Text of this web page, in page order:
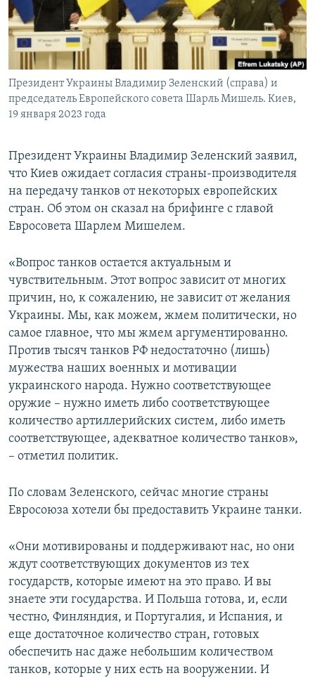
ПОБЕДИТЕЛЕЙ НЕ СУДЯТ?
КРЫМ.НЕПОКОРЕННЫЙ
ELIFBE
УКРАИНСКАЯ ПРОБЛЕМА КРЫМА
ПРИСОЕДИНЯЙТЕСЬ!
Все сайты RFE/RL
Президент Украины Владимир Зеленский (справа) и
председатель Европейского совета Шарль Мишель. Киев,
19 января 2023 года
Президент Украины Владимир Зеленский заявил,
что Киев ожидает согласия страны-производителя
на передачу танков от некоторых европейских
стран. Об этом он сказал на брифинге с главой
Евросовета Шарлем Мишелем.
«Вопрос танков остается актуальным и
чувствительным. Этот вопрос зависит от многих
причин, но, к сожалению, не зависит от желания
Украины. Мы, как можем, жмем политически, но
самое главное, что мы жмем аргументированно.
Против тысяч танков РФ недостаточно (лишь)
мужества наших военных и мотивации
украинского народа. Нужно соответствующее
оружие – нужно иметь либо соответствующее
количество артиллерийских систем, либо иметь
соответствующее, адекватное количество танков»,
– отметил политик.
По словам Зеленского, сейчас многие страны
Евросоюза хотели бы предоставить Украине танки.
«Они мотивированы и поддерживают нас, но они
ждут соответствующих документов из тех
государств, которые имеют на это право. И вы
знаете эти государства. И Польша готова, и, если
честно, Финляндия, и Португалия, и Испания, и
еще достаточное количество стран, готовых
обеспечить нас даже небольшим количеством
танков, которые у них есть на вооружении. И